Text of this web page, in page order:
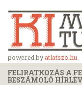
powered byatlatszo.hu
FELIRATKOZÁS A
BESZÁMOLÓ